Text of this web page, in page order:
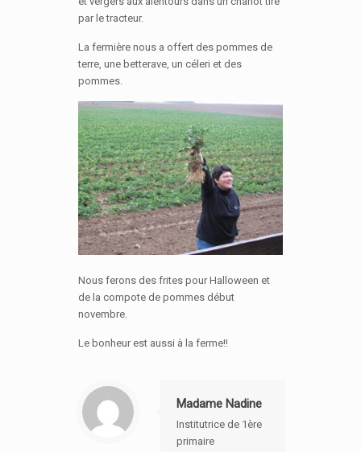
par le tracteur.
La fermière nous a offert des pommes de
terre, une betterave, un céleri et des
pommes.
Nous ferons des frites pour Halloween et
de la compote de pommes début
novembre.
Le bonheur est aussi à la ferme!!
Madame Nadine
Institutrice de 1ère
primaire